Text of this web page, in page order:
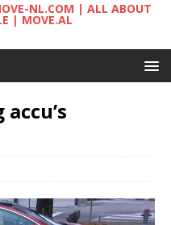
NL.COM | ALL ABOUT
| MOVE.AL